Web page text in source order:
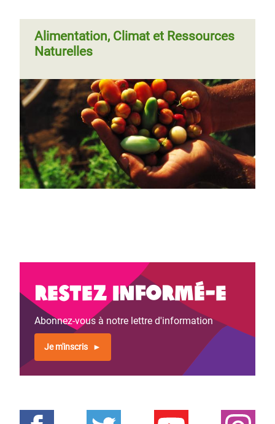
Alimentation, Climat et Ressources
Naturelles
Restez informé-e
Abonnez-vous à notre lettre d'information
Je m'inscris